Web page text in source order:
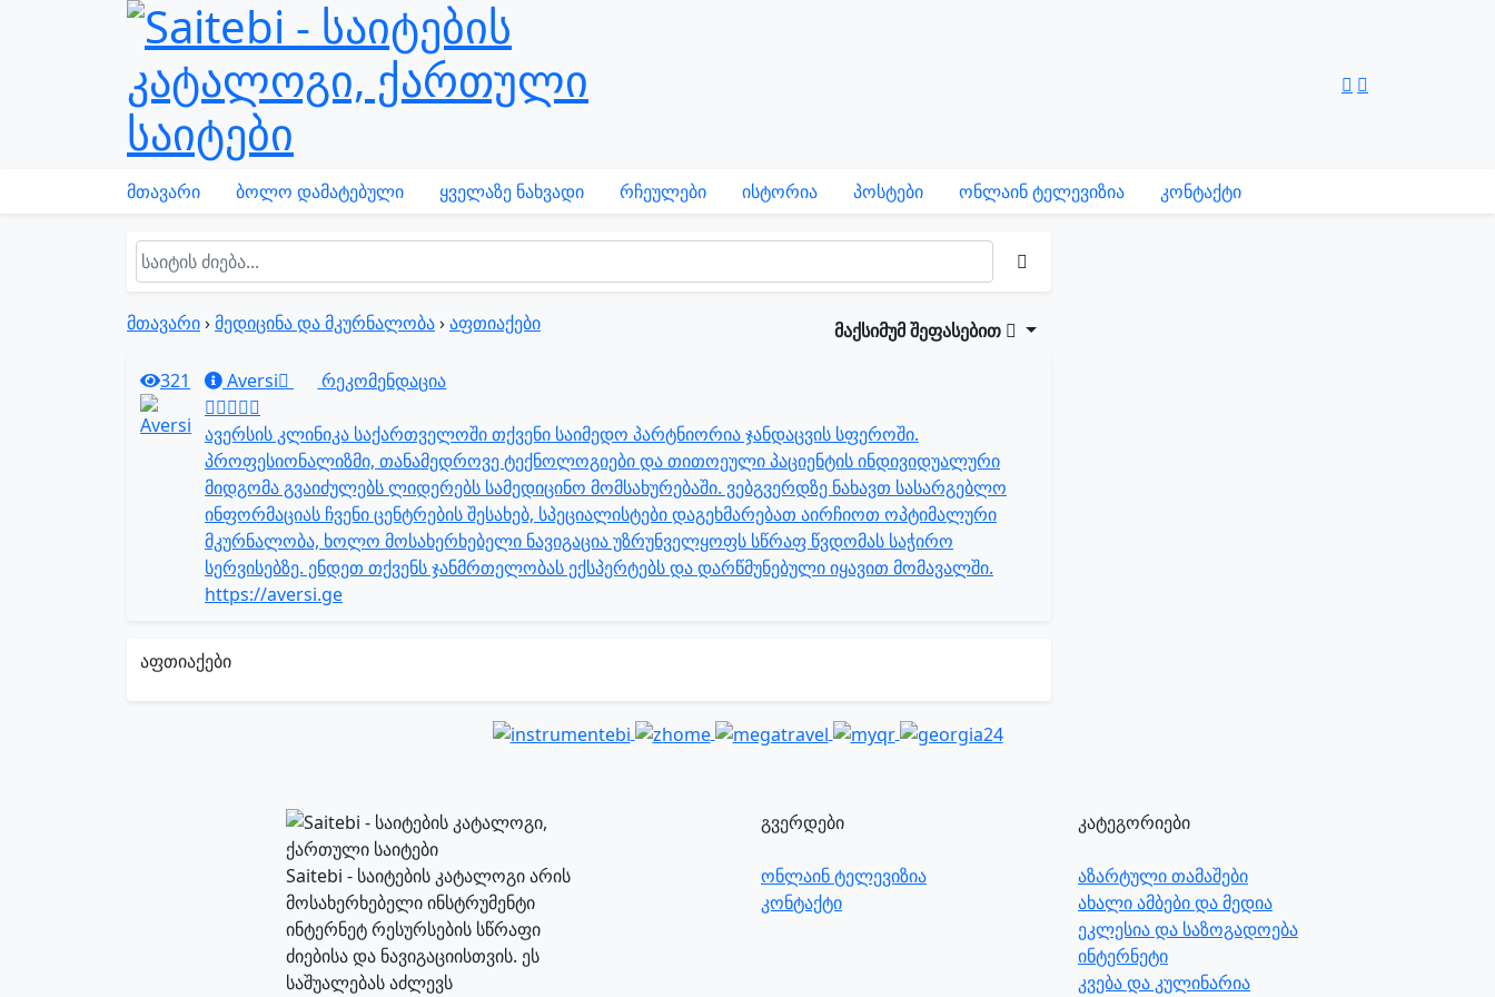
მთავარი ბოლო დამატებული ყველაზე ნახვადი რჩეულები ისტორია პოსტები ონლაინ ტელევიზია კონტაქტი
მთავარი›მედიცინა და მკურნალობა›აფთიაქები მაქსიმუმ შეფასებით
321 Aversi რეკომენდაცია
ავერსის კლინიკა საქართველოში თქვენი საიმედო პარტნიორია ჯანდაცვის სფეროში.
პროფესიონალიზმი, თანამედროვე ტექნოლოგიები და თითოეული პაციენტის ინდივიდუალური
მიდგომა გვაიძულებს ლიდერებს სამედიცინო მომსახურებაში. ვებგვერდზე ნახავთ სასარგებლო
ინფორმაციას ჩვენი ცენტრების შესახებ, სპეციალისტები დაგეხმარებათ აირჩიოთ ოპტიმალური
მკურნალობა, ხოლო მოსახერხებელი ნავიგაცია უზრუნველყოფს სწრაფ წვდომას საჭირო
სერვისებზე. ენდეთ თქვენს ჯანმრთელობას ექსპერტებს და დარწმუნებული იყავით მომავალში.
https://aversi.ge
აფთიაქები
Saitebi - საიტების კატალოგი არის
მოსახერხებელი ინსტრუმენტი
ინტერნეტ რესურსების სწრაფი
ძიებისა და ნავიგაციისთვის. ეს
საშუალებას აძლევს
გვერდები
ონლაინ ტელევიზია
კონტაქტი
კატეგორიები
აზარტული თამაშები
ახალი ამბები და მედია
ეკლესია და საზოგადოება
ინტერნეტი
კვება და კულინარია